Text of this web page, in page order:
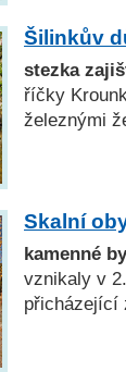
Šilinkův
stezka
říčky
železnými
Skalní
kamenné
vznikaly v
přicházející